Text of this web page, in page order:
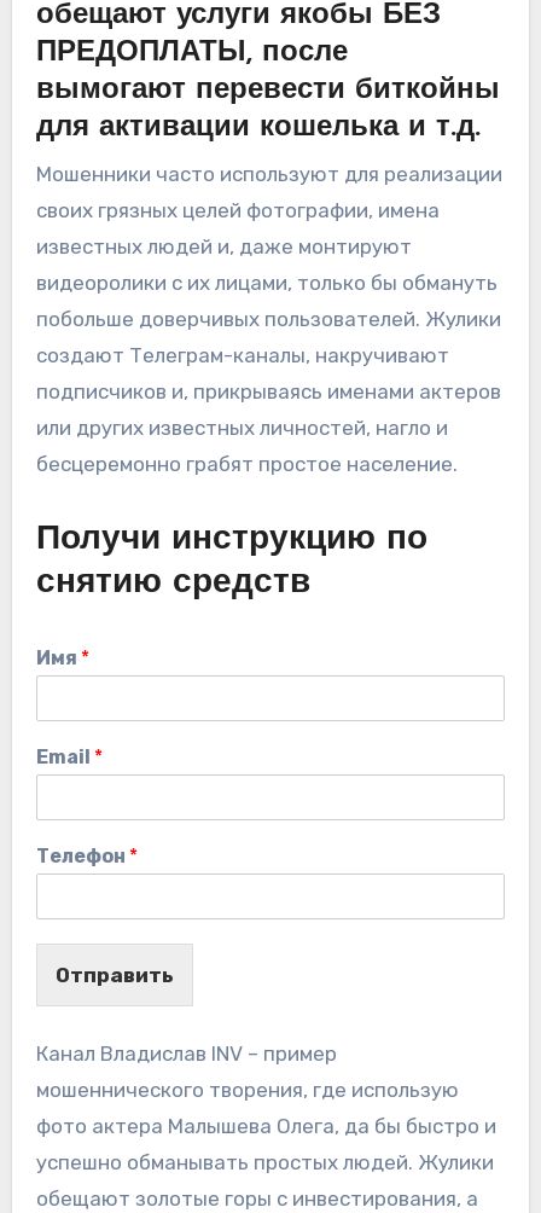
обещают услуги якобы БЕЗ
ПРЕДОПЛАТЫ, после
вымогают перевести биткойны
для активации кошелька и т.д.
Мошенники часто используют для реализации
своих грязных целей фотографии, имена
известных людей и, даже монтируют
видеоролики с их лицами, только бы обмануть
побольше доверчивых пользователей. Жулики
создают Телеграм-каналы, накручивают
подписчиков и, прикрываясь именами актеров
или других известных личностей, нагло и
бесцеремонно грабят простое население.
Получи инструкцию по
снятию средств
Имя *
Email *
Телефон *
Отправить
Канал Владислав INV – пример
мошеннического творения, где использую
фото актера Малышева Олега, да бы быстро и
успешно обманывать простых людей. Жулики
обещают золотые горы с инвестирования, а